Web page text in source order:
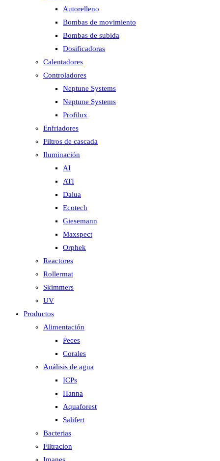
Autorelleno
Bombas de movimiento
Bombas de subida
Dosificadoras
Calentadores
Controladores
Neptune Systems
Neptune Systems
Profilux
Enfriadores
Filtros de cascada
Iluminación
AI
ATI
Dalua
Ecotech
Giesemann
Maxspect
Orphek
Reactores
Rollermat
Skimmers
UV
Productos
Alimentación
Peces
Corales
Análisis de agua
ICPs
Hanna
Aquaforest
Salifert
Bacterias
Filtracion